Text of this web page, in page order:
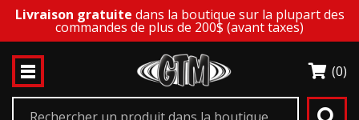
Livraison gratuite dans la boutique sur la plupart des
commandes de plus de 200$ (avant taxes)
(0)